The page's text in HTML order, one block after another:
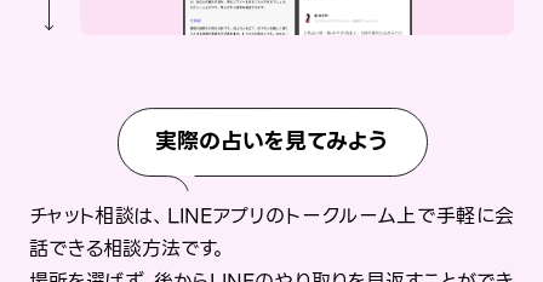
実際の占いを見てみよう
チャット相談は、LINEアプリのトークルーム上で手軽に会
話できる相談方法です。